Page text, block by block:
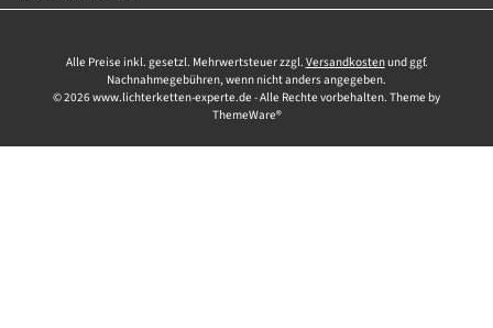
Alle Preise inkl. gesetzl. Mehrwertsteuer zzgl. Versandkostenund ggf.
Nachnahmegebühren, wenn nicht anders angegeben.
© 2026 www.lichterketten-experte.de - Alle Rechte vorbehalten. Theme by
ThemeWare®